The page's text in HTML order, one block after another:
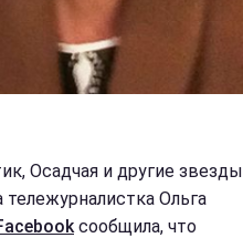
Осадчая и другие звезды
Ольга
сообщила, что